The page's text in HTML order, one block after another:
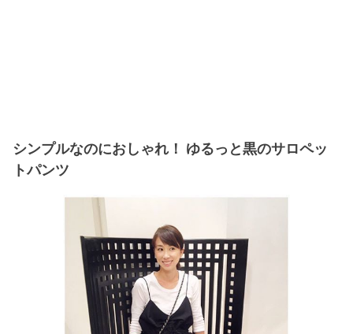
シンプルなのにおしゃれ！ ゆるっと黒のサロペッ
トパンツ